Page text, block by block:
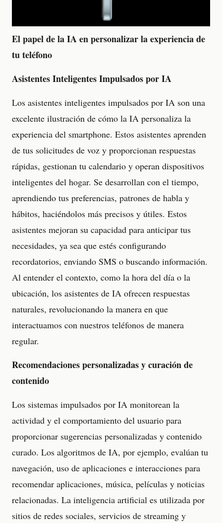
El papel de la IA en personalizar la experiencia de
tu teléfono
Asistentes Inteligentes Impulsados por IA
Los asistentes inteligentes impulsados por IA son una
excelente ilustración de cómo la IA personaliza la
experiencia del smartphone. Estos asistentes aprenden
de tus solicitudes de voz y proporcionan respuestas
rápidas, gestionan tu calendario y operan dispositivos
inteligentes del hogar. Se desarrollan con el tiempo,
aprendiendo tus preferencias, patrones de habla y
hábitos, haciéndolos más precisos y útiles. Estos
asistentes mejoran su capacidad para anticipar tus
necesidades, ya sea que estés configurando
recordatorios, enviando SMS o buscando información.
Al entender el contexto, como la hora del día o la
ubicación, los asistentes de IA ofrecen respuestas
naturales, revolucionando la manera en que
interactuamos con nuestros teléfonos de manera
regular.
Recomendaciones personalizadas y curación de
contenido
Los sistemas impulsados por IA monitorean la
actividad y el comportamiento del usuario para
proporcionar sugerencias personalizadas y contenido
curado. Los algoritmos de IA, por ejemplo, evalúan tu
navegación, uso de aplicaciones e interacciones para
recomendar aplicaciones, música, películas y noticias
relacionadas. La inteligencia artificial es utilizada por
sitios de redes sociales, servicios de streaming y